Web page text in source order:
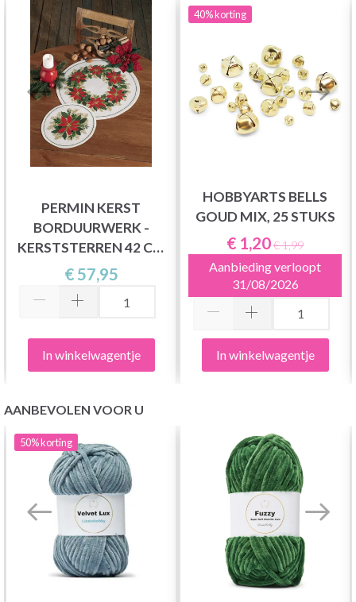
PERMIN KERST
BORDUURWERK -
KERSTSTERREN 42 CM
Ø, AIDA
€ 57,95
In winkelwagentje
40%korting
HOBBYARTS BELLS
GOUD MIX, 25 STUKS
€ 1,20€ 1,99
Aanbieding verloopt
31/08/2026
In winkelwagentje
AANBEVOLEN VOOR U
50%korting